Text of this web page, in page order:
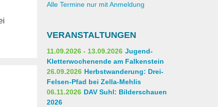
Alle Termine nur mit Anmeldung
VERANSTALTUNGEN
11.09.2026 - 13.09.2026 Jugend-
Kletterwochenende am Falkenstein
26.09.2026 Herbstwanderung: Drei-
Felsen-Pfad bei Zella-Mehlis
06.11.2026 DAV Suhl: Bilderschauen
2026